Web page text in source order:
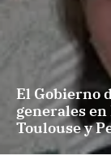
El Gobierno
generales
Toulouse y